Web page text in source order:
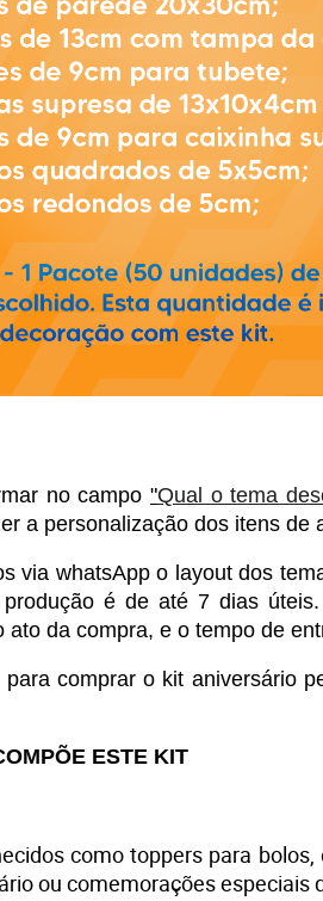
no campo "Qual o tema
a personalização dos itens de
via whatsApp o layout dos
é de até 7 dias
da compra, e o tempo de
comprar o kit aniversário
ESTE KIT
como toppers para
ou comemorações especiais